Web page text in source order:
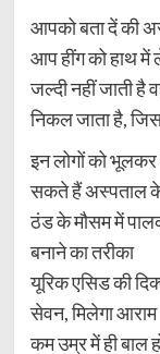
आपको बता दें की
आप हींग को हाथ में
जल्दी नहीं जाती है
निकल जाता है,
इन लोगों को भूलकर
सकते हैं अस्पताल
ठंड के मौसम में
बनाने का तरीका
यूरिक एसिड की
सेवन, मिलेगा आराम
कम उम्र में ही बाल